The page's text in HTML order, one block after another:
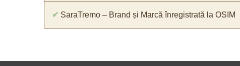
✔ SaraTremo – Brand și Marcă înregistrată la OSIM